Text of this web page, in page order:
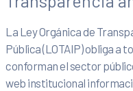
La Ley Orgánica de
Pública (LOTAIP) obliga a
conforman el sector
web institucional